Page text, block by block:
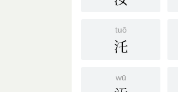
tuō
汑
wū